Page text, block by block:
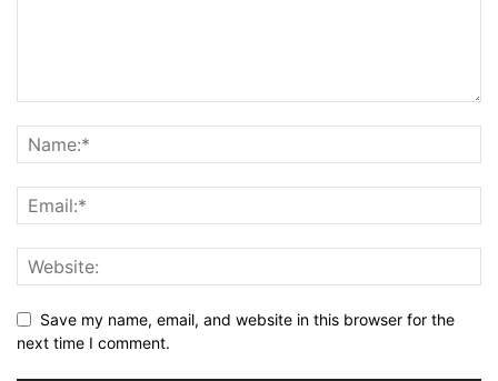
Save my name, email, and website in this browser for the
next time I comment.